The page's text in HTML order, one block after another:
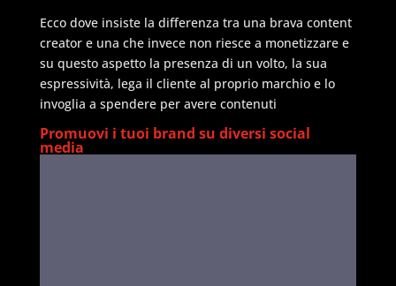
Ecco dove insiste la differenza tra una brava content
creator e una che invece non riesce a monetizzare e
su questo aspetto la presenza di un volto, la sua
espressività, lega il cliente al proprio marchio e lo
invoglia a spendere per avere contenuti
Promuovi i tuoi brand su diversi social
media